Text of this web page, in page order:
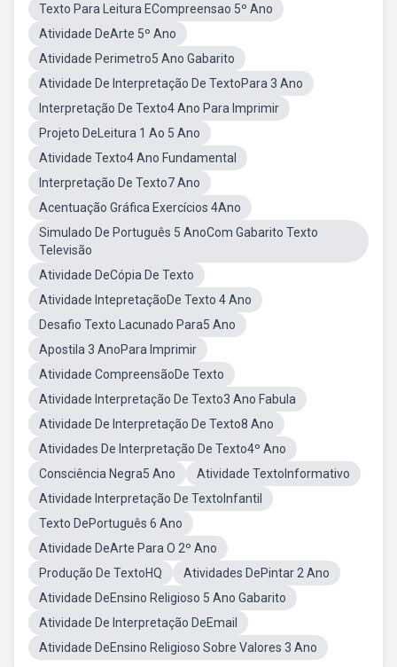
Texto Para Leitura ECompreensao 5º Ano
Atividade DeArte 5º Ano
Atividade Perimetro5 Ano Gabarito
Atividade De Interpretação De TextoPara 3 Ano
Interpretação De Texto4 Ano Para Imprimir
Projeto DeLeitura 1 Ao 5 Ano
Atividade Texto4 Ano Fundamental
Interpretação De Texto7 Ano
Acentuação Gráfica Exercícios 4Ano
Simulado De Português 5 AnoCom Gabarito Texto
Televisão
Atividade DeCópia De Texto
Atividade IntepretaçãoDe Texto 4 Ano
Desafio Texto Lacunado Para5 Ano
Apostila 3 AnoPara Imprimir
Atividade CompreensãoDe Texto
Atividade Interpretação De Texto3 Ano Fabula
Atividade De Interpretação De Texto8 Ano
Atividades De Interpretação De Texto4º Ano
Consciência Negra5 Ano
Atividade TextoInformativo
Atividade Interpretação De TextoInfantil
Texto DePortuguês 6 Ano
Atividade DeArte Para O 2º Ano
Produção De TextoHQ
Atividades DePintar 2 Ano
Atividade DeEnsino Religioso 5 Ano Gabarito
Atividade De Interpretação DeEmail
Atividade DeEnsino Religioso Sobre Valores 3 Ano